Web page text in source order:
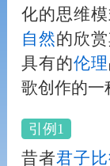
化的思维模
自然的欣
具有的伦理
歌创作的一
引例1
昔者君子